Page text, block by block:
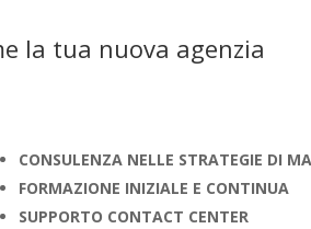
la tua nuova agenzia
CONSULENZA NELLE STRATEGIE DI
FORMAZIONE INIZIALE E CONTINUA
SUPPORTO CONTACT CENTER